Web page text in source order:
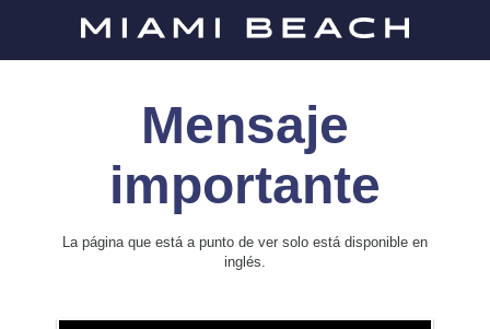
Mensaje
importante
La página que está a punto de ver solo está disponible en
inglés.